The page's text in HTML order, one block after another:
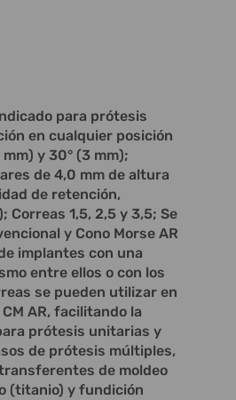
para prótesis
en cualquier posición
y 30° (3 mm);
de 4,0 mm de altura
de retención,
1,5, 2,5 y 3,5; Se
y Cono Morse AR
implantes con una
entre ellos o con los
se pueden utilizar en
AR, facilitando la
prótesis unitarias y
de prótesis múltiples,
de moldeo
(titanio) y fundición